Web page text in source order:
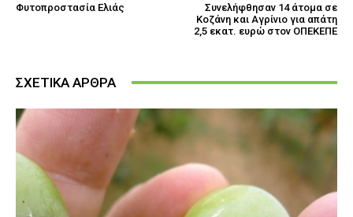
Φυτοπροστασία Ελιάς
Συνελήφθησαν 14 άτομα σε
Κοζάνη και Αγρίνιο για απάτη
2,5 εκατ. ευρώ στον ΟΠΕΚΕΠΕ
ΣΧΕΤΙΚΑ ΑΡΘΡΑ